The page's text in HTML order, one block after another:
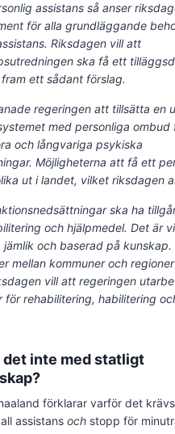
assistans så anser
för alla grundläggande
Riksdagen vill att
ska få ett
ett sådant förslag.
regeringen att tillsätta en
med personliga ombud
och långvariga psykiska
Möjligheterna att få ett
ut i landet, vilket riksdagen
ska ha
och hjälpmedel. Det är
och baserad på
mellan kommuner och
vill att regeringen
för rehabilitering, habilitering
det inte med statligt
förklarar varför det
assistans och stopp för